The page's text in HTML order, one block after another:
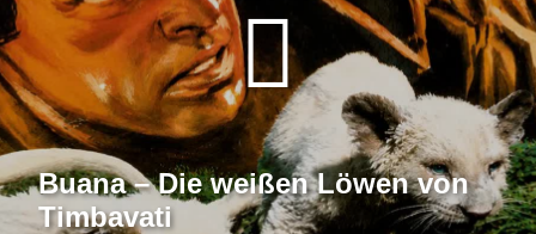
Buana – Die weißen Löwen von
Timbavati